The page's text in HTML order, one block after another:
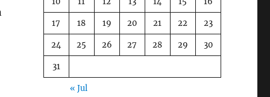
17 18 19 20 21 22 23
24 25 26 27 28 29 30
31
« Jul